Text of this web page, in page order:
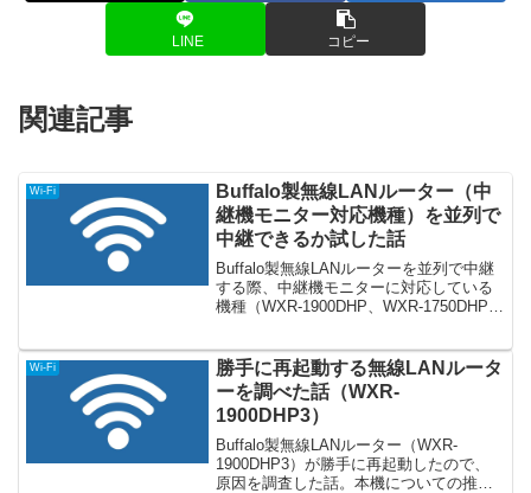
LINE コピー
関連記事
Wi-Fi
Buffalo製無線LANルーター（中
継機モニター対応機種）を並列で
中継できるか試した話
Buffalo製無線LANルーターを並列で中継
する際、中継機モニターに対応している
機種（WXR-1900DHP、WXR-1750DHPな
Wi-Fi
勝手に再起動する無線LANルータ
ーを調べた話（WXR-
1900DHP3）
Buffalo製無線LANルーター（WXR-
1900DHP3）が勝手に再起動したので、
原因を調査した話。本機についての推定